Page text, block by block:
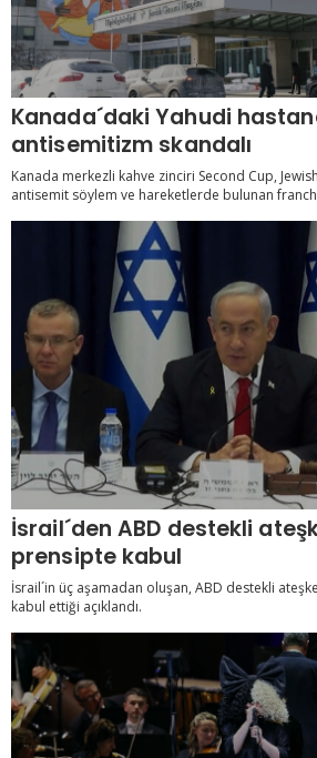
Kanada´daki Yahudi
antisemitizm skandalı
Kanada merkezli kahve zinciri Second Cup,
antisemit söylem ve hareketlerde bulunan
İsrail´den ABD destekli
prensipte kabul
İsrail´in üç aşamadan oluşan, ABD destekli
kabul ettiği açıklandı.